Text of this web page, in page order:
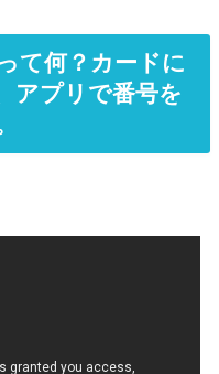
て何？カードに
アプリで番号を